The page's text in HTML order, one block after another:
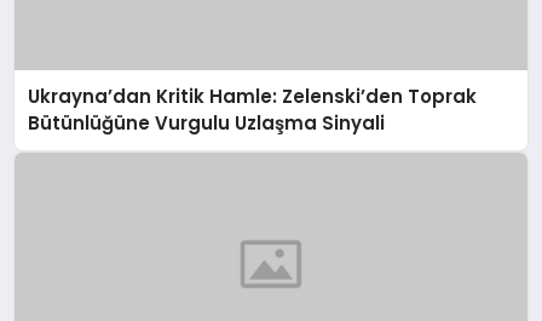
Ukrayna’dan Kritik Hamle: Zelenski’den Toprak
Bütünlüğüne Vurgulu Uzlaşma Sinyali